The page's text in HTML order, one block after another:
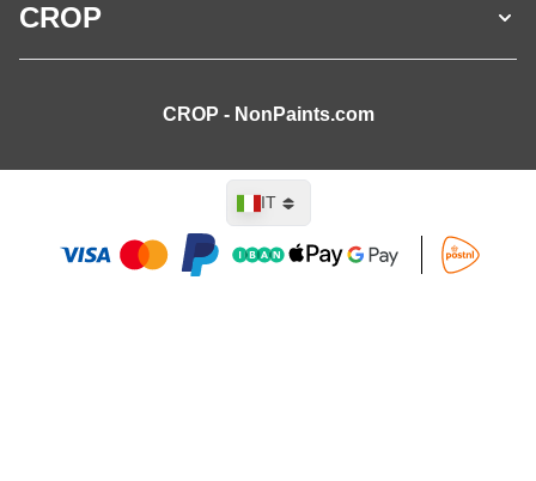
CROP
CROP - NonPaints.com
Lingua
IT